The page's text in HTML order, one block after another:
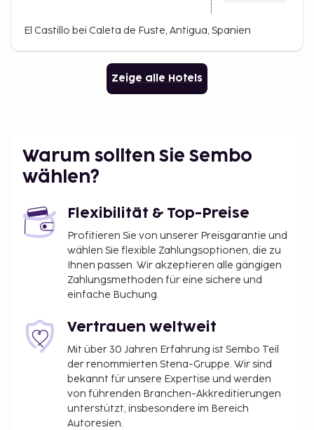
El Castillo bei Caleta de Fuste, Antigua, Spanien
Zeige alle Hotels
Warum sollten Sie Sembo
wählen?
Flexibilität & Top-Preise
Profitieren Sie von unserer Preisgarantie und
wählen Sie flexible Zahlungsoptionen, die zu
Ihnen passen. Wir akzeptieren alle gängigen
Zahlungsmethoden für eine sichere und
einfache Buchung.
Vertrauen weltweit
Mit über 30 Jahren Erfahrung ist Sembo Teil
der renommierten Stena-Gruppe. Wir sind
bekannt für unsere Expertise und werden
von führenden Branchen-Akkreditierungen
unterstützt, insbesondere im Bereich
Autoresien.